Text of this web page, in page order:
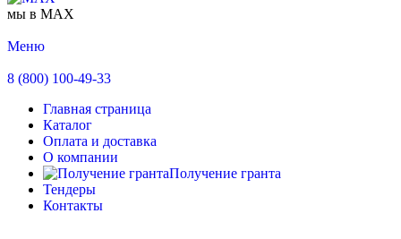
мы в MAX
Меню
8 (800) 100-49-33
Главная страница
Каталог
Оплата и доставка
О компании
Получение гранта
Тендеры
Контакты